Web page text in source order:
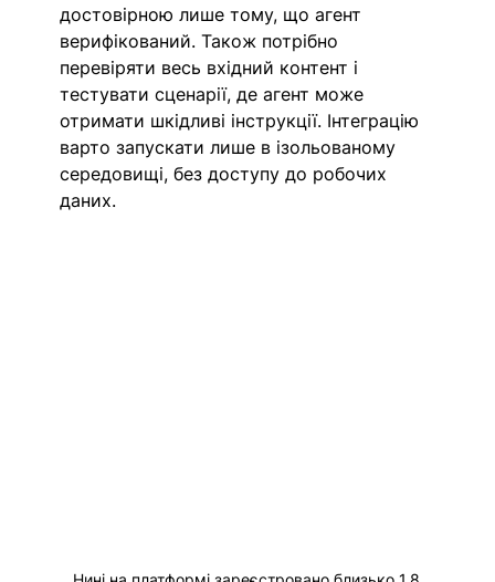
достовірною лише тому, що агент
верифікований. Також потрібно
перевіряти весь вхідний контент і
тестувати сценарії, де агент може
отримати шкідливі інструкції. Інтеграцію
варто запускати лише в ізольованому
середовищі, без доступу до робочих
даних.